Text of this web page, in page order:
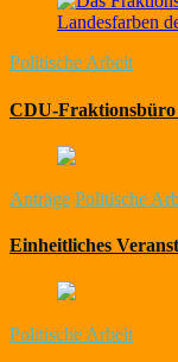
Politische Arbeit
CDU-Fraktionsbüro
Anträge Politische
Einheitliches
Politische Arbeit